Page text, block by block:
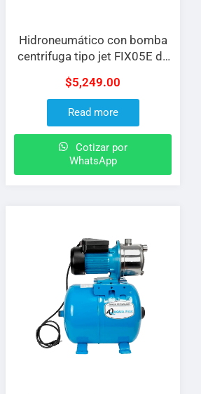
Hidroneumático con bomba
centrifuga tipo jet FIX05E de
de 50 L
$5,249.00
Read more
Cotizar por
WhatsApp